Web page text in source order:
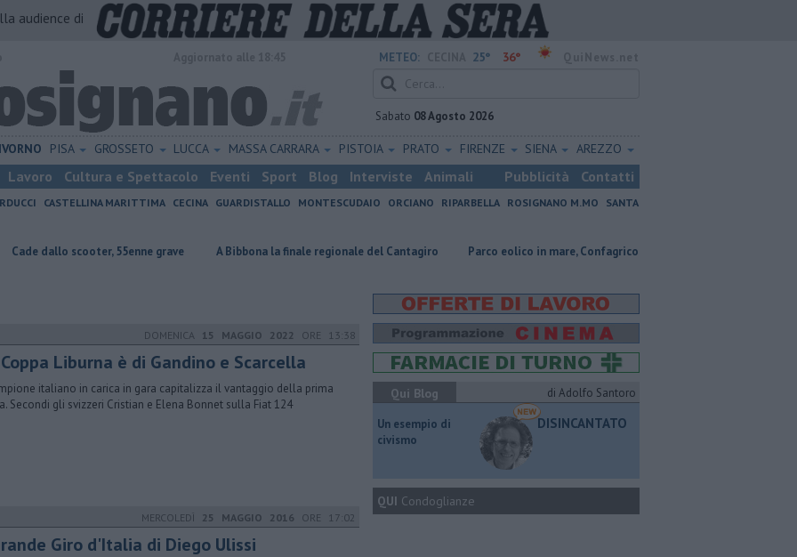
audience di
METEO: 25° 36°
Sabato 08 Agosto 2026
PISA GROSSETO LUCCA MASSA CARRARA PISTOIA PRATO FIRENZE SIENA AREZZO
Lavoro Cultura e Spettacolo Eventi Sport Blog Interviste Animali Pubblicità Contatti
CASTELLINA MARITTIMA CECINA GUARDISTALLO MONTESCUDAIO ORCIANO RIPARBELLA ROSIGNANO M.MO
SANTA
scooter, 55enne grave A Bibbona la finale regionale del Cantagiro Parco eolico in mare, Confagricoltura contraria
DOMENICA 15 MAGGIO 2022 ORE 13:38
Liburna è di Gandino e Scarcella
italiano in carica in gara capitalizza il vantaggio della prima
Secondi gli svizzeri Cristian e Elena Bonnet sulla Fiat 124
MERCOLEDÌ 25 MAGGIO 2016 ORE 17:02
Giro d'Italia di Diego Ulissi
Qui Blog di Adolfo Santoro
​Un esempio di
civismo
DISINCANTATO
QUI Condoglianze